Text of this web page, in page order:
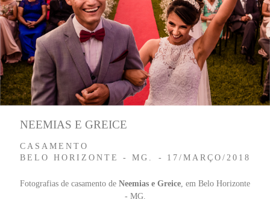
CASAMENTO
BELO HORIZONTE - MG.
17/MARÇO/2018
NEEMIAS E GREICE
Fotografias de casamento de Neemias e Greice , em Belo Horizonte
- MG.